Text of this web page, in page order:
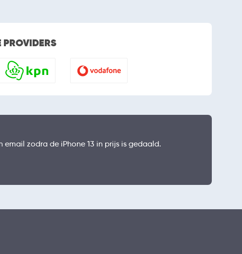
PROVIDERS
zodra de iPhone 13 in prijs is gedaald.